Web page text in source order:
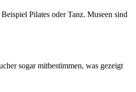
Pilates oder Tanz. Museen sind
sogar mitbestimmen, was gezeigt